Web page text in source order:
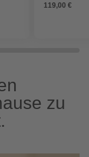
119,00 €
zu